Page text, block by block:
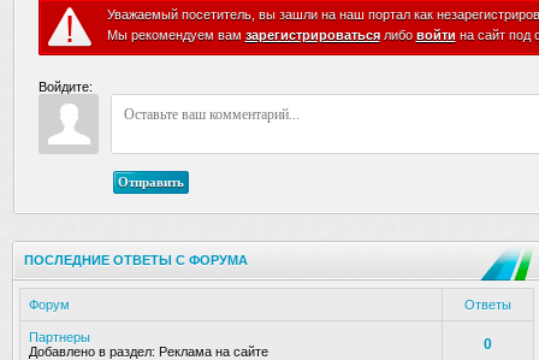
Уважаемый посетитель, вы зашли на наш портал как
Мы рекомендуем вам зарегистрироватьсялибо войти на сайт под
Войдите:
Отправить
ПОСЛЕДНИЕ ОТВЕТЫ С ФОРУМА
Форум Ответы
Партнеры
Добавлено в раздел: Реклама на сайте 0